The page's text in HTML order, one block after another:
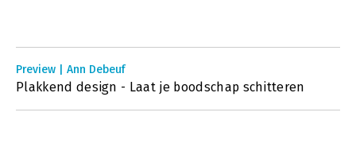
Preview | Ann Debeuf
Plakkend design - Laat je boodschap schitteren